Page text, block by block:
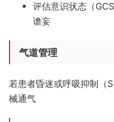
评估意识状态（
谵妄
气道管理
若患者昏迷或呼吸抑制（
械通气